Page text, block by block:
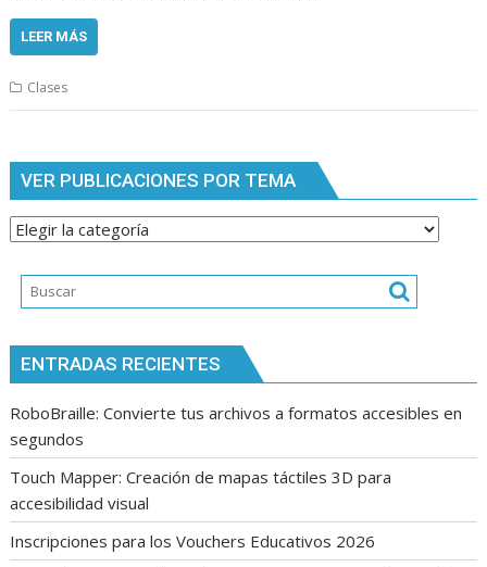
LEER MÁS
Clases
VER PUBLICACIONES POR TEMA
Ver
por
tema
ENTRADAS RECIENTES
RoboBraille: Convierte tus archivos a formatos accesibles en
segundos
Touch Mapper: Creación de mapas táctiles 3D para
accesibilidad visual
Inscripciones para los Vouchers Educativos 2026